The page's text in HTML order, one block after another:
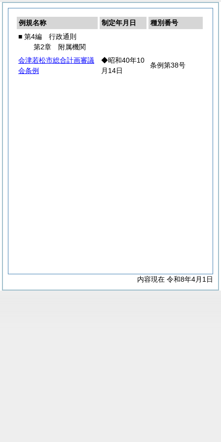
例規名称 制定年月日
種別番号
■ 第4編 行政通則
第2章 附属機関
会津若松市総合計画審議
会条例
◆昭和40年10
月14日
条例第38号
内容現在 令和8年4月1日